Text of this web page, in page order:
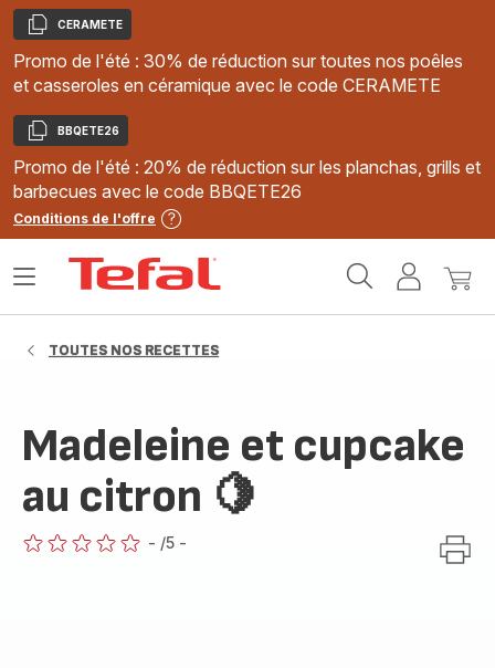
Copier
CERAMETE
Promo de l'été : 30% de réduction sur toutes nos poêles
et casseroles en céramique avec le code CERAMETE
Copier
BBQETE26
Promo de l'été : 20% de réduction sur les planchas, grills et
barbecues avec le code BBQETE26
Conditions de l'offre
MonMon
Ouvrir
TOUTES NOS RECETTES
Madeleine et cupcake
au citron 🍋
- /5 -